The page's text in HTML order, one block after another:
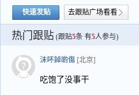
快速发贴 去跟贴广场看看
热门跟贴 (跟贴5条 有5人参与)
沬吥鋽啲傷 [北京]
吃饱了没事干